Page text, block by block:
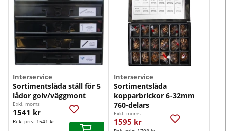
Interservice
Sortimentslåda ställ för 5
lådor golv/väggmont
Exkl. moms
1541 kr
Rek. pris: 1541 kr
Interservice
Sortimentslåda
kopparbrickor 6-32mm
760-delars
Exkl. moms
1595 kr